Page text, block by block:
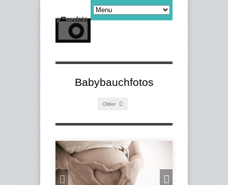
Babybauchfotos
Older